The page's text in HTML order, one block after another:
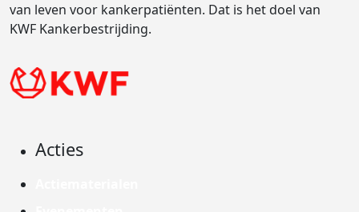
van leven voor kankerpatiënten. Dat is het doel van
KWF Kankerbestrijding.
Acties